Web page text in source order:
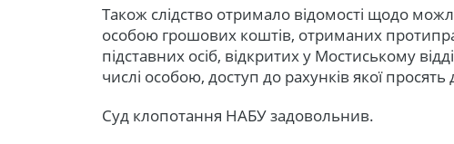
Також слідство отримало відомості щодо
особою грошових коштів, отриманих
підставних осіб, відкритих у Мостиському
числі особою, доступ до рахунків якої
Суд клопотання НАБУ задовольнив.